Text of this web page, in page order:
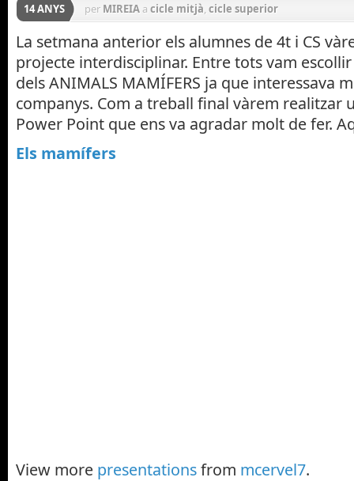
14 ANYS per MIREIA a cicle mitjà cicle superior
La setmana anterior els alumnes de 4t i CS
projecte interdisciplinar. Entre tots vam
dels ANIMALS MAMÍFERS ja que interessava
companys. Com a treball final vàrem realitzar
Power Point que ens va agradar molt de fer.
Els mamífers
View more presentationsfrom mcervel7.